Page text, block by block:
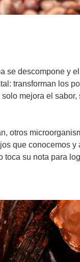
descompone
transforman los
mejora el
otros
que conocemos
su nota para